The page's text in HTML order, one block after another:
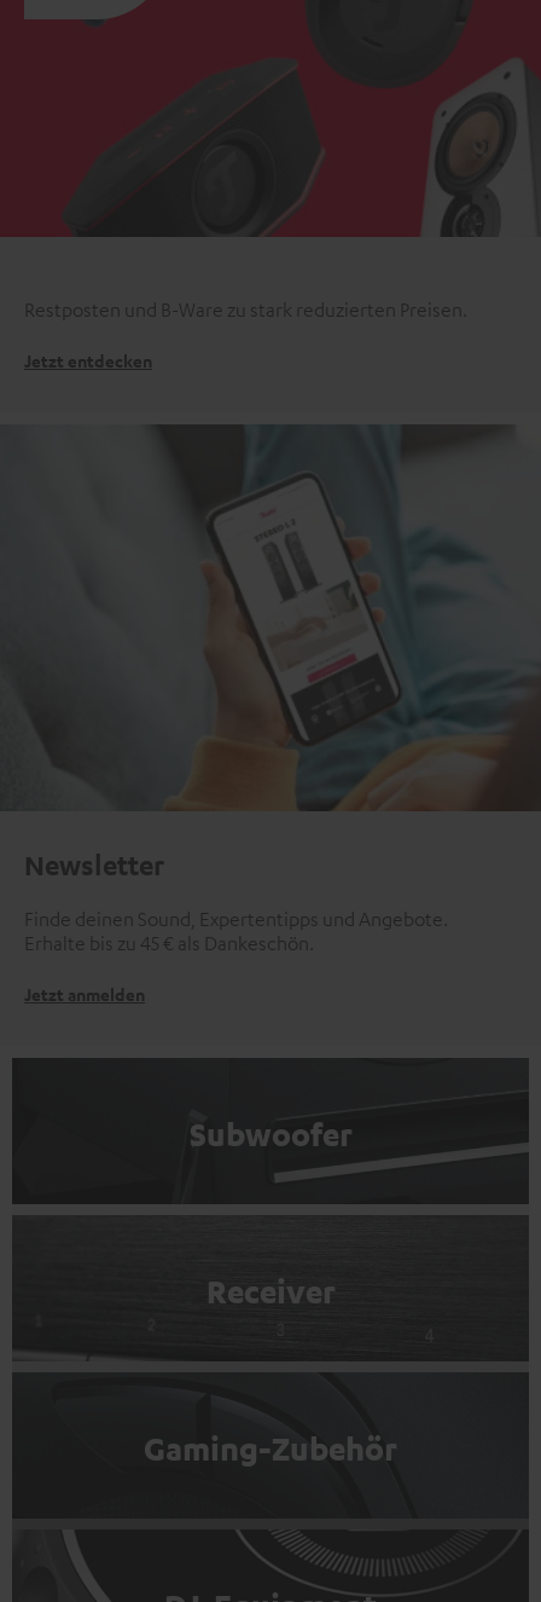
Restposten und B-Ware zu stark reduzierten Preisen.
Jetzt entdecken
Newsletter
Finde deinen Sound, Expertentipps und Angebote.
Erhalte bis zu 45 € als Dankeschön.
Jetzt anmelden
Subwoofer
Receiver
Gaming-Zubehör